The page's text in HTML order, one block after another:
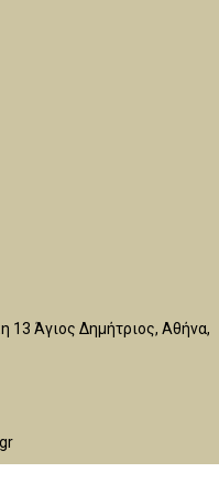
13 Άγιος Δημήτριος, Αθήνα,